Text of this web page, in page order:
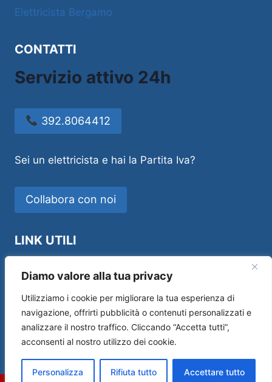
Diamo valore alla tua privacy
Utilizziamo i cookie per migliorare la tua esperienza di
navigazione, offrirti pubblicità o contenuti personalizzati e
analizzare il nostro traffico. Cliccando “Accetta tutti”,
acconsenti al nostro utilizzo dei cookie.
Personalizza Rifiuta tutto Accettare tutto
Elettricista Bergamo
CONTATTI
Servizio attivo 24h
392.8064412
Sei un elettricista e hai la Partita Iva?
Collabora con noi
LINK UTILI
Sos House Multiservice di Andrea Manfredi –
P.IVA 01554690519 –Privacy Policy
Policy